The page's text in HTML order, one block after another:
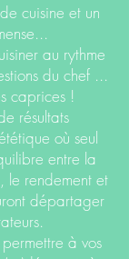
cuisine et un
au rythme
du chef ...
caprices !
résultats
où seul
entre la
le rendement et
départager
à vos